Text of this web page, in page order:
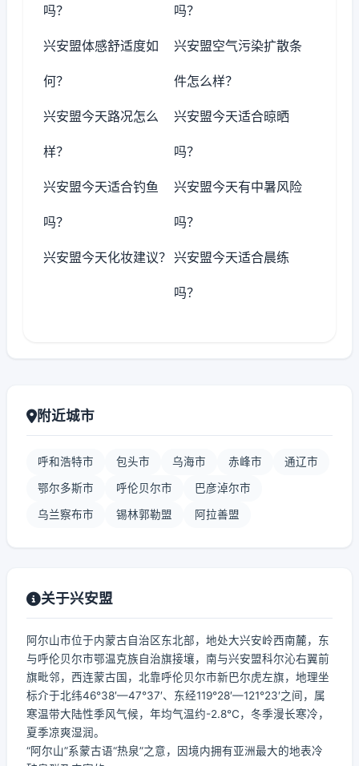
吗？ 吗？
兴安盟体感舒适度如
何？
兴安盟空气污染扩散条
件怎么样？
兴安盟今天路况怎么
样？
兴安盟今天适合晾晒
吗？
兴安盟今天适合钓鱼
吗？
兴安盟今天有中暑风险
吗？
兴安盟今天化妆建议？ 兴安盟今天适合晨练
吗？
附近城市
呼和浩特市 包头市 乌海市 赤峰市 通辽市
鄂尔多斯市 呼伦贝尔市 巴彦淖尔市
乌兰察布市 锡林郭勒盟 阿拉善盟
关于兴安盟
阿尔山市位于内蒙古自治区东北部，地处大兴安岭西南麓，东
与呼伦贝尔市鄂温克族自治旗接壤，南与兴安盟科尔沁右翼前
旗毗邻，西连蒙古国，北靠呼伦贝尔市新巴尔虎左旗，地理坐
标介于北纬46°38′—47°37′、东经119°28′—121°23′之间，属
寒温带大陆性季风气候，年均气温约-2.8℃，冬季漫长寒冷，
夏季凉爽湿润。
“阿尔山”系蒙古语“热泉”之意，因境内拥有亚洲最大的地表冷